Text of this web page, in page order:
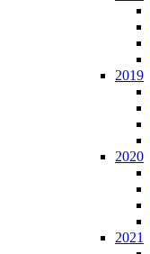
2019
2020
2021